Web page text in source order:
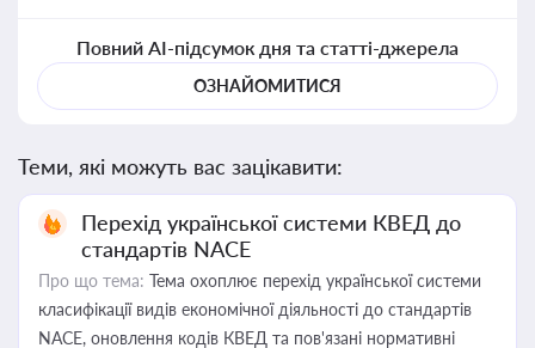
Повний AI-підсумок дня та статті-джерела
ОЗНАЙОМИТИСЯ
Теми, які можуть вас зацікавити:
Перехід української системи КВЕД до
стандартів NACE
Про що тема: Тема охоплює перехід української системи
класифікації видів економічної діяльності до стандартів
NACE, оновлення кодів КВЕД та пов'язані нормативні